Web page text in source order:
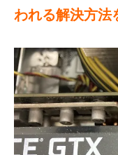
われる解決方法